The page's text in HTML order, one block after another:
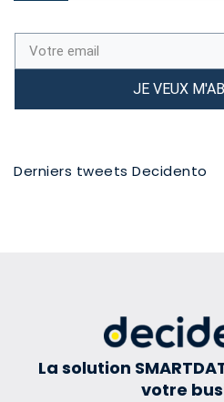
JE VEUX
Derniers tweets Decidento
La solution
votre